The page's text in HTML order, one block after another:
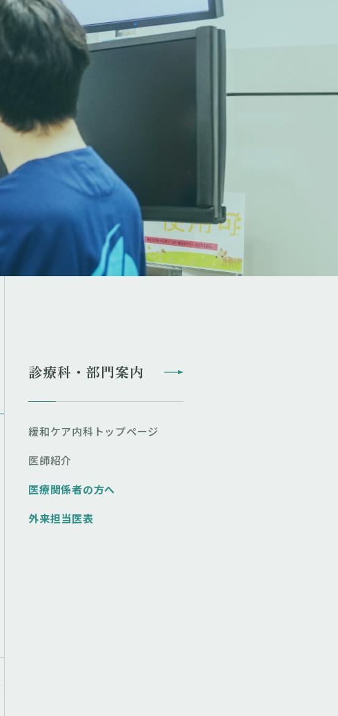
診療科・部門案内
緩和ケア内科トップページ
医師紹介
医療関係者の方へ
外来担当医表